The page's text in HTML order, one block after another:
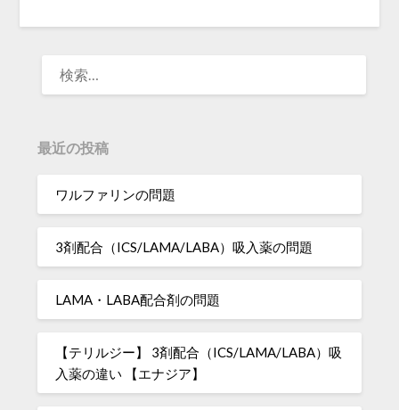
最近の投稿
ワルファリンの問題
3剤配合（ICS/LAMA/LABA）吸入薬の問題
LAMA・LABA配合剤の問題
【テリルジー】 3剤配合（ICS/LAMA/LABA）吸
入薬の違い 【エナジア】